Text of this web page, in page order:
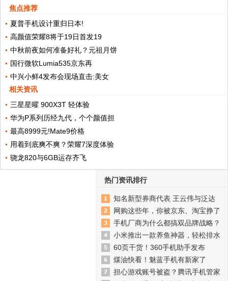
焦点推荐
夏普手机设计重归日本!
高颜值荣耀8将于19日首发19
中秋前夜如何准备好礼？元祖月饼
国行微软Lumia535京东再
中兴小鲜4发布会现场直击:美女
相关资讯
三星星曜 900X3T 轻体验
华为P系列历经九代，个个颜值担
最高8999元!Mate9价格
用着到底爽不爽？荣耀7深度体验
骁龙820与6GB运存齐飞
热门资讯排行
知名新型券商代表 王云伟与泛达
网购这些年，你被京东、淘宝挣了
手机厂商为什么都搞双品牌战略？
小米推出一款养鱼神器，轻松排水
60页干货！360手机助手发布
煤油快看！魅蓝手机有新家了
担心游戏账号被盗？腾讯手机管家